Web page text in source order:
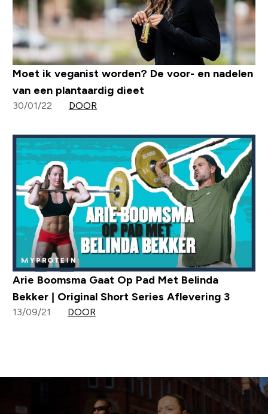
Moet ik veganist worden? De voor- en nadelen
van een plantaardig dieet
30/01/22 DOOR
Arie Boomsma Gaat Op Pad Met Belinda
Bekker | Original Short Series Aflevering 3
13/09/21 DOOR